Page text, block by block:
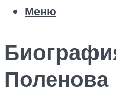
Меню
Поленова